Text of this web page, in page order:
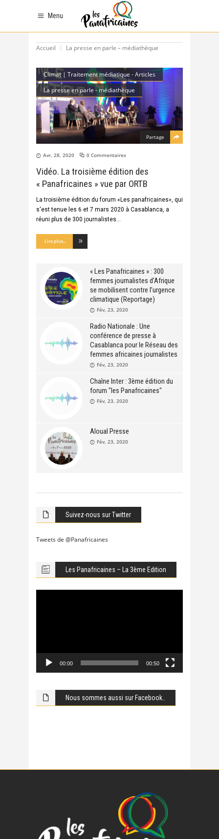
Menu
Accueil La presse en parle – médiathèque
Climat | Traitement médiatique - Articles
La presse en parle - médiathèque
Partage
Avr, 28, 2020 0 Commentaires
Vidéo. La troisième édition des
« Panafricaines » vue par ORTB
La troisième édition du forum «Les panafricaines», qui
s'est tenue les 6 et 7 mars 2020 à Casablanca, a
réuni plus de 300 journalistes
Lire plus...
« Les Panafricaines » : 300
femmes journalistes d’Afrique
se mobilisent contre l’urgence
climatique (Reportage)
Fév, 23, 2020
Radio Nationale : Une
conférence de presse à
Casablanca pour le Réseau des
femmes africaines journalistes
Fév, 23, 2020
Chaîne Inter : 3ème édition du
forum "les Panafricaines"
Fév, 23, 2020
Aloual Presse
Fév, 23, 2020
Suivez-nous sur Twitter
Tweets de @Panafricaines
Les Panafricaines – La 3ème Edition
00:00 00:50
Nous sommes aussi sur Facebook..